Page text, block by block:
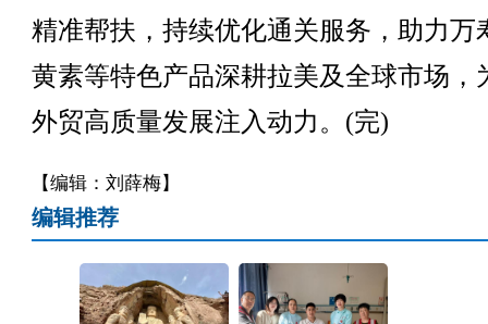
精准帮扶，持续优化通关服务，助力万
黄素等特色产品深耕拉美及全球市场，
外贸高质量发展注入动力。(完)
【编辑：刘薛梅】
编辑推荐